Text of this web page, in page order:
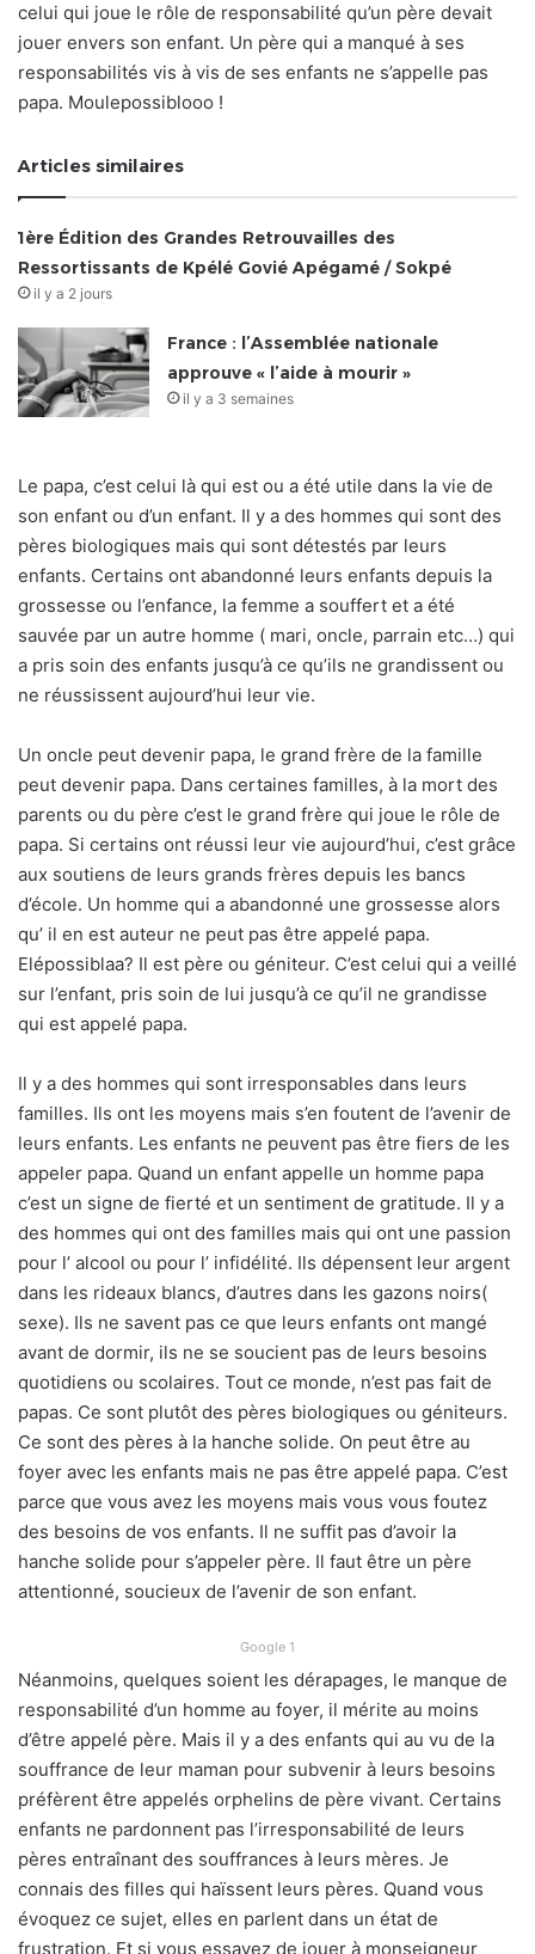
celui qui joue le rôle de responsabilité qu’un père devait
jouer envers son enfant. Un père qui a manqué à ses
responsabilités vis à vis de ses enfants ne s’appelle pas
papa. Moulepossiblooo !
Articles similaires
1ère Édition des Grandes Retrouvailles des
Ressortissants de Kpélé Govié Apégamé / Sokpé
il y a 2 jours
France : l’Assemblée nationale
approuve « l’aide à mourir »
il y a 3 semaines
Le papa, c’est celui là qui est ou a été utile dans la vie de
son enfant ou d’un enfant. Il y a des hommes qui sont des
pères biologiques mais qui sont détestés par leurs
enfants. Certains ont abandonné leurs enfants depuis la
grossesse ou l’enfance, la femme a souffert et a été
sauvée par un autre homme ( mari, oncle, parrain etc…) qui
a pris soin des enfants jusqu’à ce qu’ils ne grandissent ou
ne réussissent aujourd’hui leur vie.
Un oncle peut devenir papa, le grand frère de la famille
peut devenir papa. Dans certaines familles, à la mort des
parents ou du père c’est le grand frère qui joue le rôle de
papa. Si certains ont réussi leur vie aujourd’hui, c’est grâce
aux soutiens de leurs grands frères depuis les bancs
d’école. Un homme qui a abandonné une grossesse alors
qu’ il en est auteur ne peut pas être appelé papa.
Elépossiblaa? Il est père ou géniteur. C’est celui qui a veillé
sur l’enfant, pris soin de lui jusqu’à ce qu’il ne grandisse
qui est appelé papa.
Il y a des hommes qui sont irresponsables dans leurs
familles. Ils ont les moyens mais s’en foutent de l’avenir de
leurs enfants. Les enfants ne peuvent pas être fiers de les
appeler papa. Quand un enfant appelle un homme papa
c’est un signe de fierté et un sentiment de gratitude. Il y a
des hommes qui ont des familles mais qui ont une passion
pour l’ alcool ou pour l’ infidélité. Ils dépensent leur argent
dans les rideaux blancs, d’autres dans les gazons noirs(
sexe). Ils ne savent pas ce que leurs enfants ont mangé
avant de dormir, ils ne se soucient pas de leurs besoins
quotidiens ou scolaires. Tout ce monde, n’est pas fait de
papas. Ce sont plutôt des pères biologiques ou géniteurs.
Ce sont des pères à la hanche solide. On peut être au
foyer avec les enfants mais ne pas être appelé papa. C’est
parce que vous avez les moyens mais vous vous foutez
des besoins de vos enfants. Il ne suffit pas d’avoir la
hanche solide pour s’appeler père. Il faut être un père
attentionné, soucieux de l’avenir de son enfant.
Google 1
Néanmoins, quelques soient les dérapages, le manque de
responsabilité d’un homme au foyer, il mérite au moins
d’être appelé père. Mais il y a des enfants qui au vu de la
souffrance de leur maman pour subvenir à leurs besoins
préfèrent être appelés orphelins de père vivant. Certains
enfants ne pardonnent pas l’irresponsabilité de leurs
pères entraînant des souffrances à leurs mères. Je
connais des filles qui haïssent leurs pères. Quand vous
évoquez ce sujet, elles en parlent dans un état de
frustration. Et si vous essayez de jouer à monseigneur